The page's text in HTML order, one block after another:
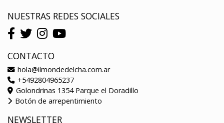
NUESTRAS REDES SOCIALES
CONTACTO
hola@ilmondedelcha.com.ar
+5492804965237
Golondrinas 1354 Parque el Doradillo
Botón de arrepentimiento
NEWSLETTER